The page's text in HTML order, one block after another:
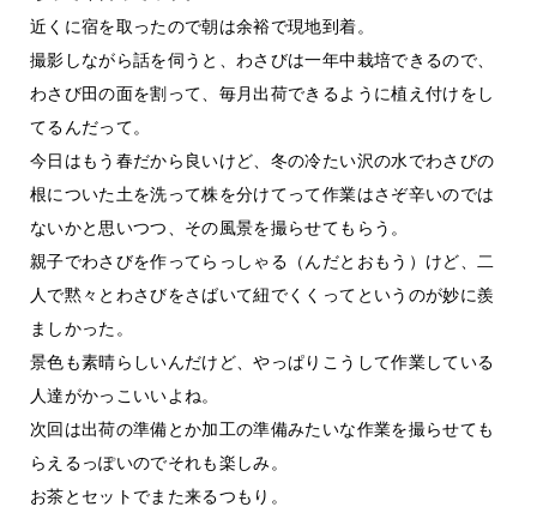
近くに宿を取ったので朝は余裕で現地到着。
撮影しながら話を伺うと、わさびは一年中栽培できるので、
わさび田の面を割って、毎月出荷できるように植え付けをし
てるんだって。
今日はもう春だから良いけど、冬の冷たい沢の水でわさびの
根についた土を洗って株を分けてって作業はさぞ辛いのでは
ないかと思いつつ、その風景を撮らせてもらう。
親子でわさびを作ってらっしゃる（んだとおもう）けど、二
人で黙々とわさびをさばいて紐でくくってというのが妙に羨
ましかった。
景色も素晴らしいんだけど、やっぱりこうして作業している
人達がかっこいいよね。
次回は出荷の準備とか加工の準備みたいな作業を撮らせても
らえるっぽいのでそれも楽しみ。
お茶とセットでまた来るつもり。